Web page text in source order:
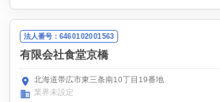
法人番号：6460102001563
有限会社食堂京橋
北海道帯広市東三条南10丁目19番地
業界未設定